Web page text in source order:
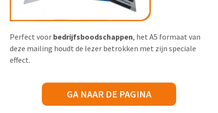
Perfect voor bedrijfsboodschappen, het A5 formaat van
deze mailing houdt de lezer betrokken met zijn speciale
effect.
GA NAAR DE PAGINA